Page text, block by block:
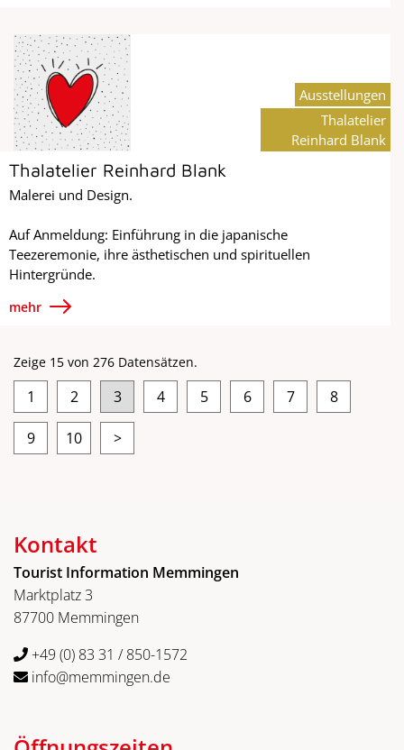
Thalatelier Reinhard Blank
Malerei und Design.
Auf Anmeldung: Einführung in die japanische
Teezeremonie, ihre ästhetischen und spirituellen
Hintergründe.
mehr
Ausstellungen
Thalatelier
Reinhard Blank
Zeige 15 von 276 Datensätzen.
1 2 3 4 5 6 7 8
9 10 >
Kontakt
Tourist Information Memmingen
Marktplatz 3
87700 Memmingen
+49 (0) 83 31 / 850-1572
info@memmingen.de